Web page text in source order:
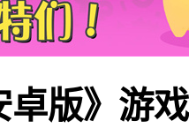
卓版》游